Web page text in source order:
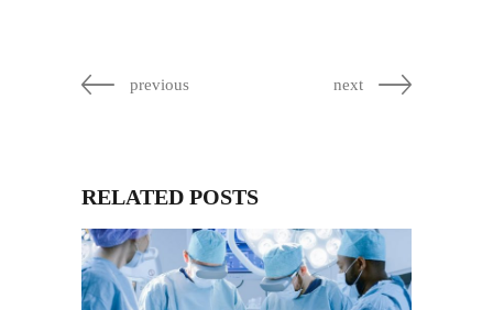
previous next
RELATED POSTS